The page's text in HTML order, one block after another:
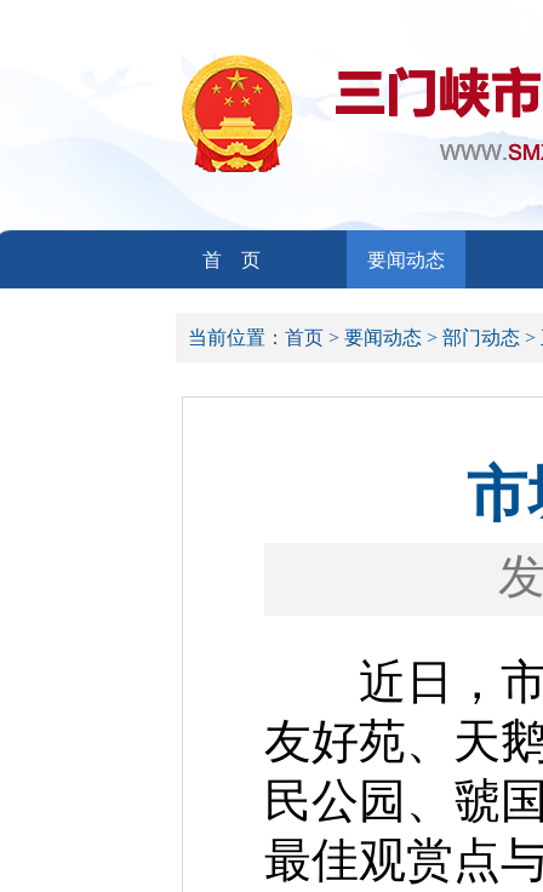
首 页 要闻动态
当前位置： 首页 > 要闻动态 > 部门动态 >
市
近日，市
友好苑、天
民公园、虢
最佳观赏点